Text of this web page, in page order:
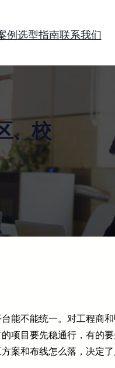
例 选型指南联系我们
、校
能不能统一。对工程商
项目要先稳通行，有的要
案和布线怎么落，决定